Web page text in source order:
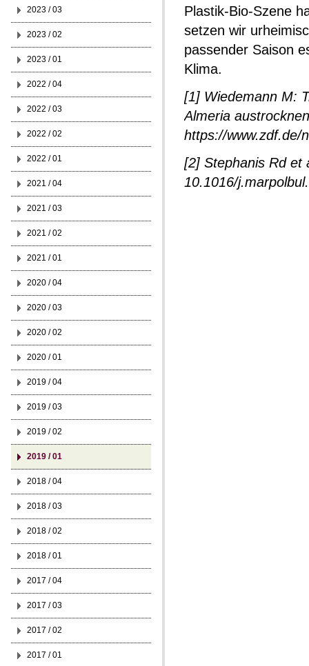
Plastik-Bio-Szene
setzen wir
passender Saison
Klima.
[1] Wiedemann M:
Almeria
https://www.zdf.de/
[2] Stephanis Rd et
10.1016/
2023 / 03
2023 / 02
2023 / 01
2022 / 04
2022 / 03
2022 / 02
2022 / 01
2021 / 04
2021 / 03
2021 / 02
2021 / 01
2020 / 04
2020 / 03
2020 / 02
2020 / 01
2019 / 04
2019 / 03
2019 / 02
2019 / 01
2018 / 04
2018 / 03
2018 / 02
2018 / 01
2017 / 04
2017 / 03
2017 / 02
2017 / 01